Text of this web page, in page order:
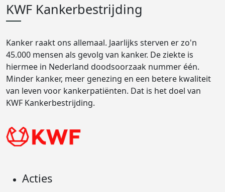
KWF Kankerbestrijding
Kanker raakt ons allemaal. Jaarlijks sterven er zo'n
45.000 mensen als gevolg van kanker. De ziekte is
hiermee in Nederland doodsoorzaak nummer één.
Minder kanker, meer genezing en een betere kwaliteit
van leven voor kankerpatiënten. Dat is het doel van
KWF Kankerbestrijding.
Acties